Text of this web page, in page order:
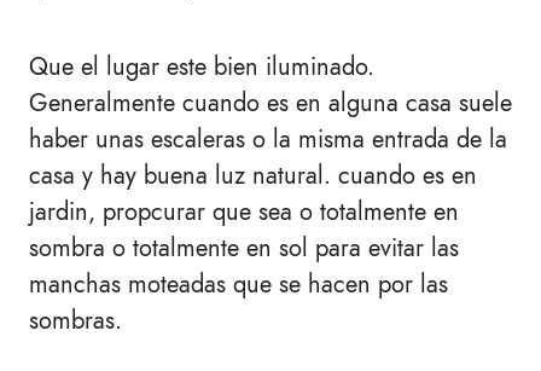
Que el lugar este bien iluminado.
Generalmente cuando es en alguna casa suele
haber unas escaleras o la misma entrada de la
casa y hay buena luz natural. cuando es en
jardin, propcurar que sea o totalmente en
sombra o totalmente en sol para evitar las
manchas moteadas que se hacen por las
sombras.